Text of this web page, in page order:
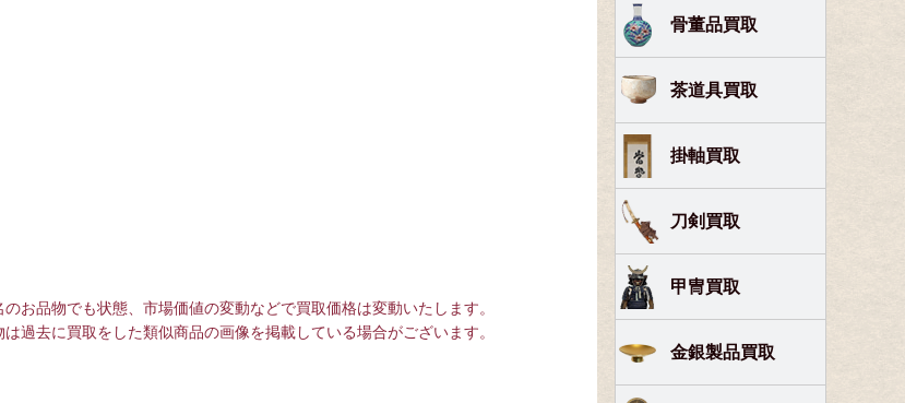
お品物でも状態、市場価値の変動などで買取価格は変動いたします。
過去に買取をした類似商品の画像を掲載している場合がございます。
骨董品買取
茶道具買取
掛軸買取
刀剣買取
甲冑買取
金銀製品買取